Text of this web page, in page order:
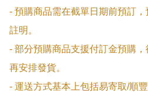
- 預購商品需在截單日期前預訂
註明。
- 部分預購商品支援付訂金預購，
再安排發貨。
- 運送方式基本上包括易寄取/順豐